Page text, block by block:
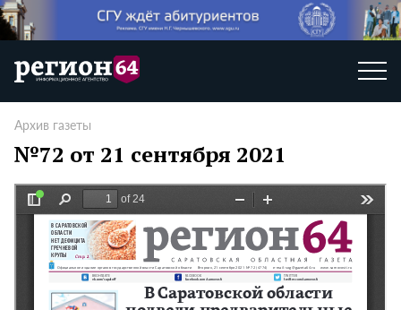
Архив газеты
№72 от 21 сентября 2021